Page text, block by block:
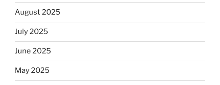
August 2025
July 2025
June 2025
May 2025